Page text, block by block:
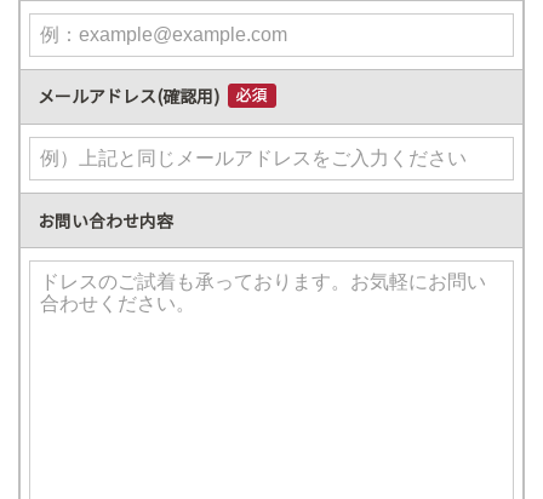
メールアドレス(確認用)
お問い合わせ内容